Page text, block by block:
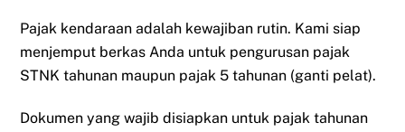
Pajak kendaraan adalah kewajiban rutin. Kami siap
menjemput berkas Anda untuk pengurusan pajak
STNK tahunan maupun pajak 5 tahunan (ganti pelat).
Dokumen yang wajib disiapkan untuk pajak tahunan